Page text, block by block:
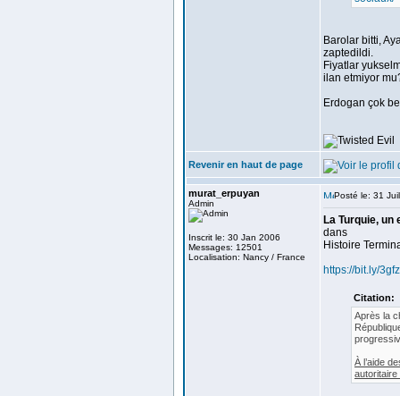
Barolar bitti,
zaptedildi.
Fiyatlar
ilan etmiyor
Erdogan çok
Revenir en haut de page
murat_erpuyan
Admin
Inscrit le: 30 Jan 2006
Messages: 12501
Localisation: Nancy / France
Posté le: 31
La Turquie,
dans
Histoire
https://bit.ly/
Citation:
Après la
À l’aide